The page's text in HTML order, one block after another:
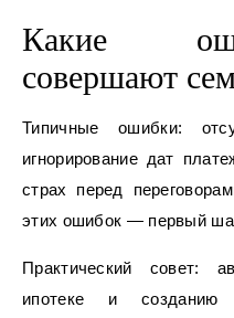
Какие
совершают
Типичные ошибки:
игнорирование дат
страх перед
этих ошибок — первый
Практический совет:
ипотеке и созданию